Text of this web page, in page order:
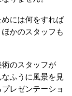
めには何をすれば
かのスタッフも
のスタッフが
なふうに風景を見
レゼンテーショ